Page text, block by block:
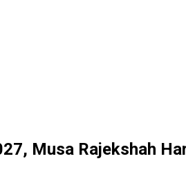
Musa Rajekshah